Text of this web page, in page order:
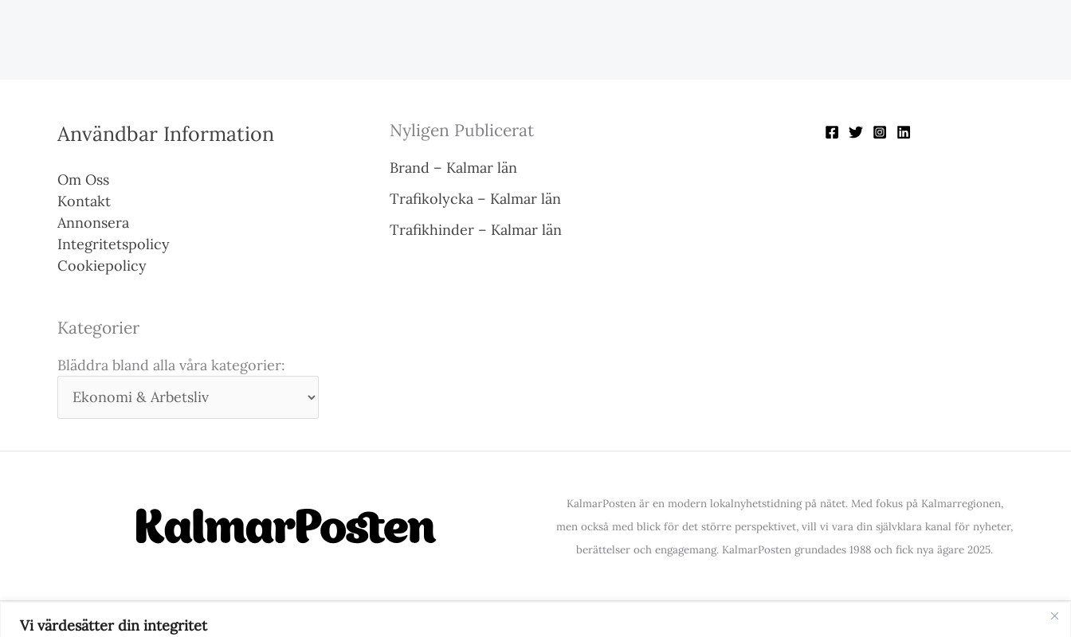
Vi värdesätter din integritet
Användbar Information
Om Oss
Kontakt
Annonsera
Integritetspolicy
Cookiepolicy
Kategorier
Bläddra bland alla våra kategorier:
Nyligen Publicerat
Brand – Kalmar län
Trafikolycka – Kalmar län
Trafikhinder – Kalmar län
KalmarPosten är en modern lokalnyhetstidning på nätet. Med fokus på Kalmarregionen,
men också med blick för det större perspektivet, vill vi vara din självklara kanal för nyheter,
berättelser och engagemang. KalmarPosten grundades 1988 och fick nya ägare 2025.